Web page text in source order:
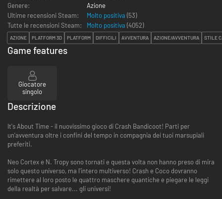
Genere:
Azione
Ultime recensioni Steam:
Molto positiva (53)
Tutte le recensioni Steam:
Molto positiva (4052)
AZIONE PLATFORM 3D PLATFORM DIFFICILI AVVENTURA AZIONE/AVVENTURA STILE
Game features
Giocatore
singolo
Descrizione
It's About Time - il nuovissimo gioco di Crash Bandicoot! Parti per
un'avventura oltre i confini del tempo in compagnia dei tuoi marsupiali
preferiti.
Neo Cortex e N. Tropy sono tornati e questa volta non hanno preso di mira
solo questo universo, ma l'intero multiverso! Crash e Coco dovranno
rimettere al loro posto le quattro maschere quantiche e piegare le leggi
della realtà per salvare... gli universi!